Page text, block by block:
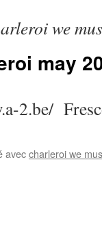
we
may
2.be/
aveccharleroi we